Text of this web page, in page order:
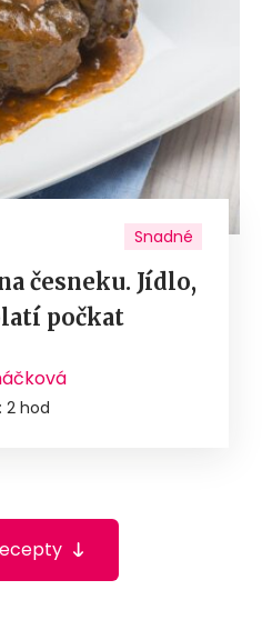
Snadné
česneku. Jídlo,
počkat
2 hod